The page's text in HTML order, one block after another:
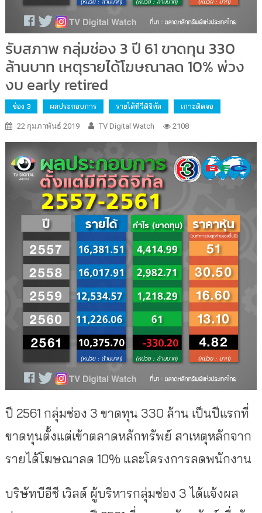
รับสภาพ กลุ่มช่อง 3 ปี 61 ขาดทุน 330
ล้านบาท เหตุรายได้โฆษณาลด 10% พ่วง
งบ early retired
ช่อง 3 ผลประกอบการ รายได้ทีวีดิจิทัล เกาะติดจอ
22 กุมภาพันธ์ 2019 TV Digital Watch 2108
ปี 2561 กลุ่มช่อง 3 ขาดทุน 330 ล้าน เป็นปีแรกที่
ขาดทุนตั้งแต่เข้าตลาดหลักทรัพย์ สาเหตุหลักจาก
รายได้โฆษณาลด 10% และโครงการลดพนักงาน
บริษัทบีอีซี เวิลด์ ผู้บริหารกลุ่มช่อง 3 ได้แจ้งผล